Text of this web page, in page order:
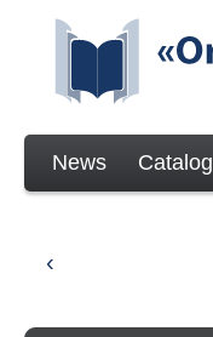
News Catalog